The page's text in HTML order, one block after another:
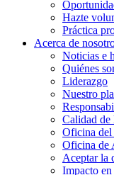
Hazte
Práctica
Acerca de
Noticias e
Quiénes
Liderazgo
Nuestro
Calidad de
Oficina del
Oficina de
Aceptar la
Impacto